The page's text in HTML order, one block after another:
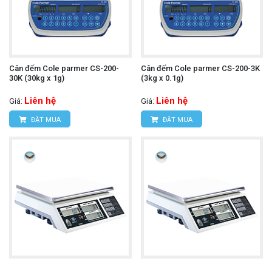
Cân đếm Cole parmer CS-200-
30K (30kg x 1g)
Giá: Liên hệ
ĐẶT MUA
Cân đếm Cole parmer CS-200-3K
(3kg x 0.1g)
Giá: Liên hệ
ĐẶT MUA